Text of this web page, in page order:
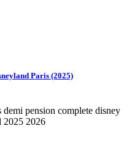
Paris (2025)